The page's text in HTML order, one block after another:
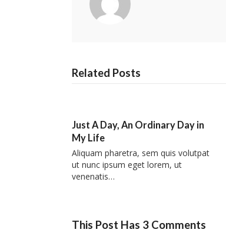
Related Posts
Just A Day, An Ordinary Day in
My Life
Aliquam pharetra, sem quis volutpat
ut nunc ipsum eget lorem, ut
venenatis…
This Post Has 3 Comments